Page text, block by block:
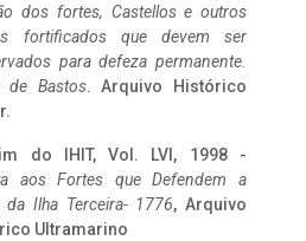
dos fortes, Castellos e outros
fortificados que devem ser
para defeza permanente.
de Bastos. Arquivo Histórico
do IHIT, Vol. LVI, 1998 -
aos Fortes que Defendem a
da Ilha Terceira- 1776, Arquivo
Ultramarino